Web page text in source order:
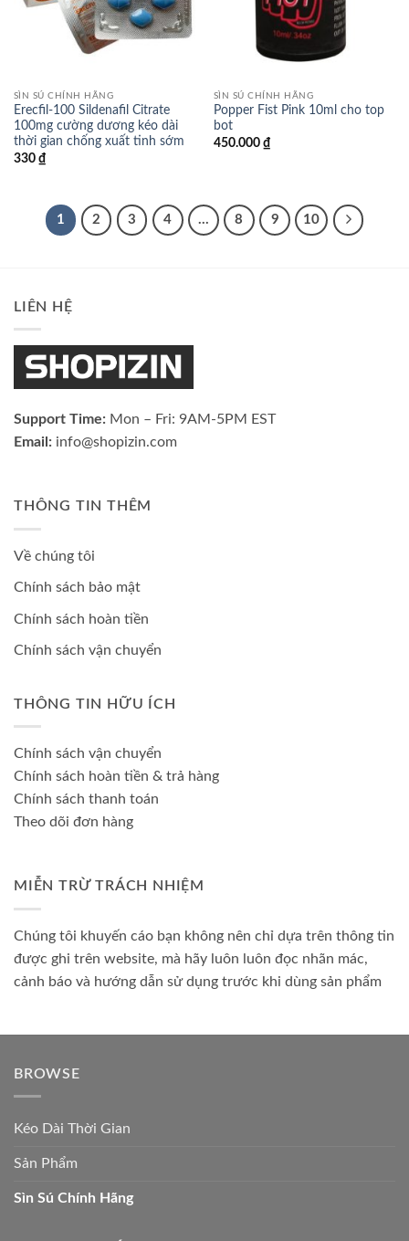
SÌN SÚ CHÍNH HÃNG
Erecfil-100 Sildenafil Citrate
100mg cường dương kéo dài
thời gian chống xuất tinh sớm
330 ₫
SÌN SÚ CHÍNH HÃNG
Popper Fist Pink 10ml cho top
bot
450.000 ₫
1 2 3 4 … 8 9 10
LIÊN HỆ
Support Time: Mon – Fri: 9AM-5PM EST
Email: info@shopizin.com
THÔNG TIN THÊM
Về chúng tôi
Chính sách bảo mật
Chính sách hoàn tiền
Chính sách vận chuyển
THÔNG TIN HỮU ÍCH
Chính sách vận chuyển
Chính sách hoàn tiền & trả hàng
Chính sách thanh toán
Theo dõi đơn hàng
MIỄN TRỪ TRÁCH NHIỆM
Chúng tôi khuyến cáo bạn không nên chỉ dựa trên thông tin
được ghi trên website, mà hãy luôn luôn đọc nhãn mác,
cảnh báo và hướng dẫn sử dụng trước khi dùng sản phẩm
BROWSE
Kéo Dài Thời Gian
Sản Phẩm
Sìn Sú Chính Hãng